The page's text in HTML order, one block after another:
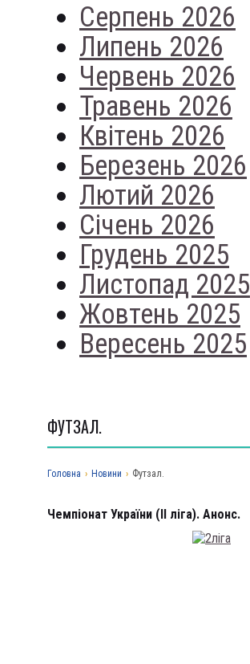
Серпень 2026
Липень 2026
Червень 2026
Травень 2026
Квітень 2026
Березень 2026
Лютий 2026
Січень 2026
Грудень 2025
Листопад 2025
Жовтень 2025
Вересень 2025
ФУТЗАЛ.
Головна › Новини › Футзал.
Чемпіонат України (ІІ ліга). Анонс.